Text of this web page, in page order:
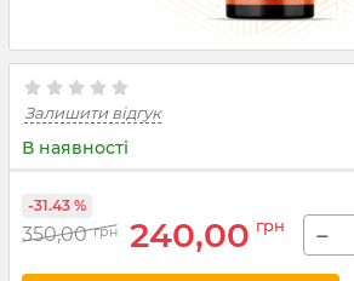
Залишити відгук
В наявності
350,00 грн 240,00 грн
-31.43 %
−